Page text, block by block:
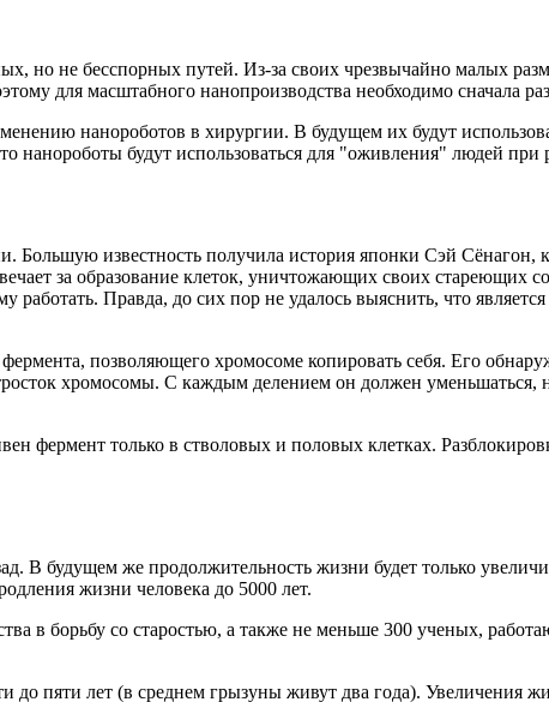
но не бесспорных путей. Из-за своих чрезвычайно малых
для масштабного нанопроизводства необходимо сначала
нанороботов в хирургии. В будущем их будут
нанороботы будут использоваться для "оживления" людей при
известность получила история японки Сэй Сёнагон,
за образование клеток, уничтожающих своих стареющих
работать. Правда, до сих пор не удалось выяснить, что
позволяющего хромосоме копировать себя. Его
хромосомы. С каждым делением он должен
фермент только в стволовых и половых клетках.
В будущем же продолжительность жизни будет только
жизни человека до 5000 лет.
в борьбу со старостью, а также не меньше 300 ученых,
пяти лет (в среднем грызуны живут два года). Увеличения